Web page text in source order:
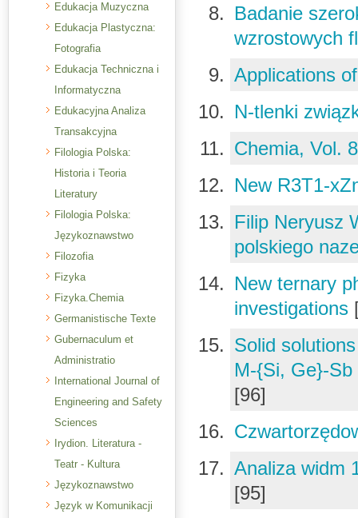
Edukacja Muzyczna
Edukacja Plastyczna:
Fotografia
Edukacja Techniczna i
Informatyczna
Edukacyjna Analiza
Transakcyjna
Filologia Polska:
Historia i Teoria
Literatury
Filologia Polska:
Językoznawstwo
Filozofia
Fizyka
Fizyka.Chemia
Germanistische Texte
Gubernaculum et
Administratio
International Journal of
Engineering and Safety
Sciences
Irydion. Literatura -
Teatr - Kultura
Językoznawstwo
Język w Komunikacji
Badanie
wzrostowych
Applications
N-tlenki
Chemia, Vol.
New R3T1-
Filip Neryusz
polskiego
New ternary
investigations
Solid
M-{Si, Ge}-
[96]
Analiza widm
[95]